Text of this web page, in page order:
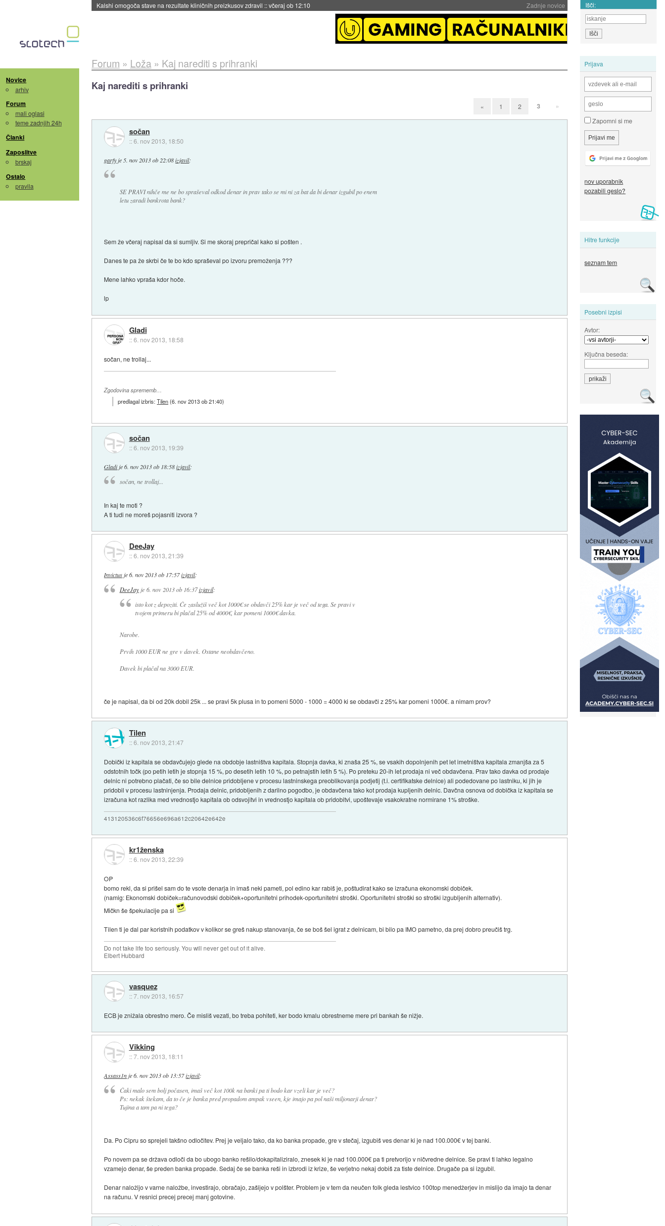
Zadnje novice
Kalshi omogoča stave na rezultate kliničnih preizkusov zdravil ::včeraj ob 12:10 Išči:
Novice
arhiv
Forum
mali oglasi
teme zadnjih 24h
Članki
Zaposlitve
brskaj
Ostalo
pravila
Prijava
Zapomni si me
nov uporabnik
pozabili geslo?
Hitre funkcije
seznam tem
Posebni izpisi
Avtor:
Ključna beseda:
Forum » Loža» Kaj narediti s prihranki
Kaj narediti s prihranki
« 1 2 3 »
sočan
::6. nov 2013, 18:50
garfyje 5. nov 2013 ob 22:08 izjavil:
SE PRAVI nihče me ne bo spraševal odkod denar in prav tako se mi ni za bat da bi denar izgubil po enem
letu zaradi bankrota bank?
Sem že včeraj napisal da si sumljiv. Si me skoraj prepričal kako si pošten .
Danes te pa že skrbi če te bo kdo spraševal po izvoru premoženja ???
Mene lahko vpraša kdor hoče.
lp
Gladi
::6. nov 2013, 18:58
sočan, ne trollaj...
Zgodovina sprememb…
predlagal izbris:Tilen(6. nov 2013 ob 21:40)
sočan
::6. nov 2013, 19:39
Gladije6. nov 2013 ob 18:58 izjavil:
sočan, ne trollaj...
In kaj te moti ?
A ti tudi ne moreš pojasniti izvora ?
DeeJay
::6. nov 2013, 21:39
Invictus je6. nov 2013 ob 17:57izjavil:
DeeJayje 6. nov 2013 ob 16:37 izjavil:
isto kot z depoziti. Če zaslužiš več kot 1000€ se obdavči 25% kar je več od tega. Se pravi v
tvojem primeru bi plačal 25% od 4000€, kar pomeni 1000€ davka.
Narobe.
Prvih 1000 EUR ne gre v davek. Ostane neobdavčeno.
Davek bi plačal na 3000 EUR.
če je napisal, da bi od 20k dobil 25k ... se pravi 5k plusa in to pomeni 5000 - 1000 = 4000 ki se obdavči z 25% kar pomeni 1000€. a nimam prov?
Tilen
::6. nov 2013, 21:47
Dobički iz kapitala se obdavčujejo glede na obdobje lastništva kapitala. Stopnja davka, ki znaša 25 %, se vsakih dopolnjenih pet let imetništva kapitala zmanjša za 5
odstotnih točk (po petih letih je stopnja 15 %, po desetih letih 10 %, po petnajstih letih 5 %). Po preteku 20-ih let prodaja ni več obdavčena. Prav tako davka od prodaje
delnic ni potrebno plačati, če so bile delnice pridobljene v procesu lastninskega preoblikovanja podjetij (t.i. certifikatske delnice) ali podedovane po lastniku, ki jih je
pridobil v procesu lastninjenja. Prodaja delnic, pridobljenih z darilno pogodbo, je obdavčena tako kot prodaja kupljenih delnic. Davčna osnova od dobička iz kapitala se
izračuna kot razlika med vrednostjo kapitala ob odsvojitvi in vrednostjo kapitala ob pridobitvi, upoštevaje vsakokratne normirane 1% stroške.
413120536c6f76656e696a612c20642e642e
kr1ženska
::6. nov 2013, 22:39
OP
bomo rekl, da si prišel sam do te vsote denarja in imaš neki pameti, pol edino kar rabiš je, poštudirat kako se izračuna ekonomski dobiček.
(namig: Ekonomski dobiček=računovodski dobiček+oportunitetni prihodek-oportunitetni stroški. Oportunitetni stroški so stroški izgubljenih alternativ).
Mičkn še špekulacije pa si
Tilen ti je dal par koristnih podatkov v kolikor se greš nakup stanovanja, če se boš šel igrat z delnicam, bi bilo pa IMO pametno, da prej dobro preučiš trg.
Do not take life too seriously. You will never get out of it alive.
Elbert Hubbard
vasquez
::7. nov 2013, 16:57
ECB je znižala obrestno mero. Če misliš vezati, bo treba pohiteti, ker bodo kmalu obrestneme mere pri bankah še nižje.
Vikking
::7. nov 2013, 18:11
Assass1n je6. nov 2013 ob 13:57izjavil:
Čaki malo sem bolj počasen, imaš več kot 100k na banki pa ti bodo kar vzeli kar je več?
Ps: nekak štekam, da to če je banka pred propadom ampak vseen, kje imajo pa pol naši miljonarji denar?
Tujina a tam pa ni tega?
Da. Po Cipru so sprejeli takšno odločitev. Prej je veljalo tako, da ko banka propade, gre v stečaj, izgubiš ves denar ki je nad 100.000€ v tej banki.
Po novem pa se država odloči da bo ubogo banko rešilo/dokapitaliziralo, znesek ki je nad 100.000€ pa ti pretvorijo v ničvredne delnice. Se pravi ti lahko legalno
vzamejo denar, še preden banka propade. Sedaj če se banka reši in izbrodi iz krize, še verjetno nekaj dobiš za tiste delnice. Drugače pa si izgubil.
Denar naložijo v varne naložbe, investirajo, obračajo, zašijejo v polšter. Problem je v tem da neučen folk gleda lestvico 100top menedžerjev in mislijo da imajo ta denar
na računu. V resnici precej precej manj gotovine.